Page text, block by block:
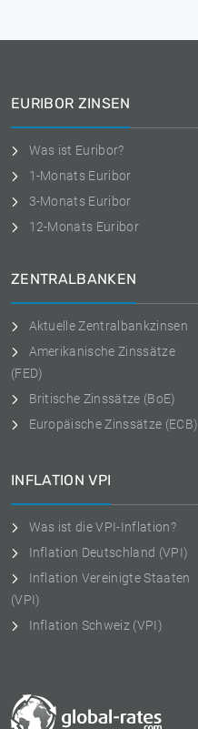
EURIBOR ZINSEN
Was ist Euribor?
1-Monats Euribor
3-Monats Euribor
12-Monats Euribor
ZENTRALBANKEN
Aktuelle Zentralbankzinsen
Amerikanische Zinssätze
(FED)
Britische Zinssätze (BoE)
Europäische Zinssätze (ECB)
INFLATION VPI
Was ist die VPI-Inflation?
Inflation Deutschland (VPI)
Inflation Vereinigte Staaten
(VPI)
Inflation Schweiz (VPI)